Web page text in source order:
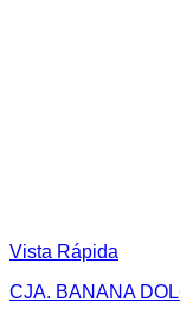
Vista Rápida
CJA. BANANA